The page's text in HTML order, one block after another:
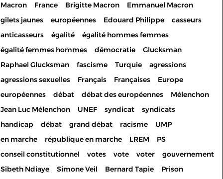
ABONNEZ-VOUS À LA NEWSLETTER!
SUIVEZ NOUS:
Macron
France Brigitte Macron
Emmanuel Macron
gilets jaunes
européennes Edouard Philippe
casseurs
anticasseurs
égalité
égalité hommes femmes
égalité femmes hommes
démocratie
Glucksman
Raphael Glucksman
fascisme Turquie
agressions
agressions sexuelles
Français Françaises
Europe
européennes
débat débat des européennes
Mélenchon
Jean Luc Mélenchon
UNEF syndicat
syndicats
handicap
débat grand débat racisme
UMP
en marche
république en marche LREM
PS
conseil constitutionnel
votes vote voter
gouvernement
Sibeth Ndiaye
Simone Veil Bernard Tapie
Prison